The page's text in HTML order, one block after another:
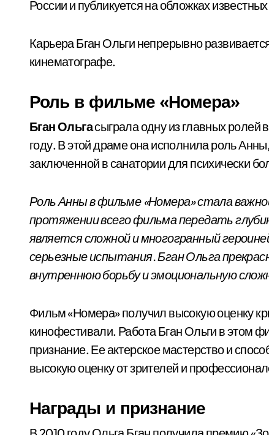
России и публикуется на обложках
Карьера Бган Ольги непрерывно
кинематографе.
Роль в фильме «Номера»
Бган Ольгасыграла одну из главных
году. В этой драме она исполнила роль
заключенной в санатории для психически
Роль Анны в фильме «Номера» стала
протяжении всего фильма передать
является сложной и многогранный
серьезные испытания. Бган Ольга
внутреннюю борьбу и эмоциональную
Фильм «Номера» получил высокую оценку
кинофестивали. Работа Бган Ольги в этом
признание. Ее актерское мастерство и
высокую оценку от зрителей и
Награды и признание